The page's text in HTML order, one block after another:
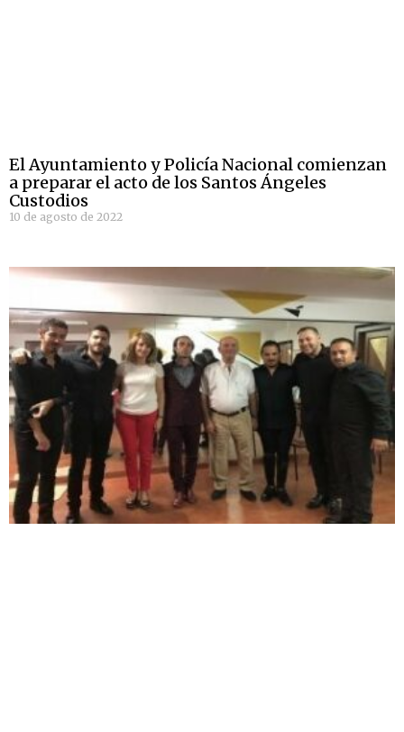
El Ayuntamiento y Policía Nacional comienzan
a preparar el acto de los Santos Ángeles
Custodios
10 de agosto de 2022